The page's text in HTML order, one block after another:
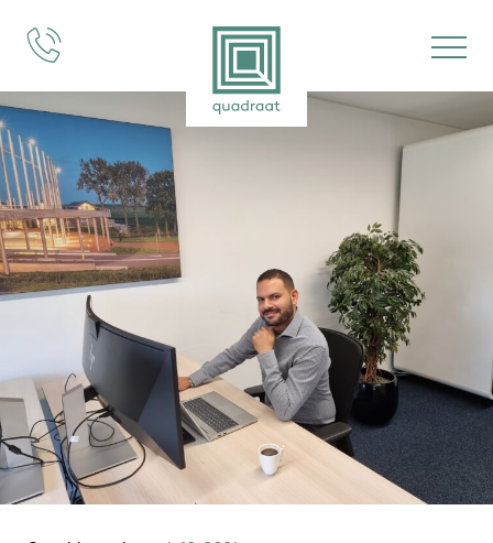
projecten
expertises
over ons
vacatures